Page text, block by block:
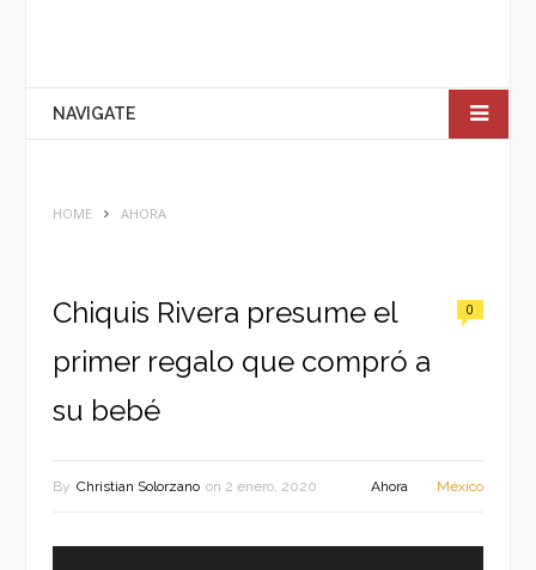
NAVIGATE
HOME AHORA
Chiquis Rivera presume el
primer regalo que compró a
su bebé
0
By Christian Solorzano on 2 enero, 2020 Ahora México